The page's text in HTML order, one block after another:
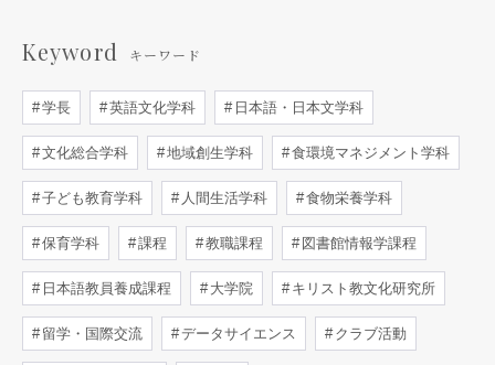
Keyword キーワード
学長 英語文化学科 日本語・日本文学科
文化総合学科 地域創生学科 食環境マネジメント学科
子ども教育学科 人間生活学科 食物栄養学科
保育学科 課程 教職課程 図書館情報学課程
日本語教員養成課程 大学院 キリスト教文化研究所
留学・国際交流 データサイエンス クラブ活動